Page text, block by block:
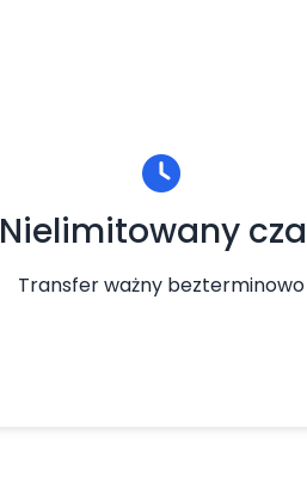
Nielimitowany
Transfer ważny bezterminowo